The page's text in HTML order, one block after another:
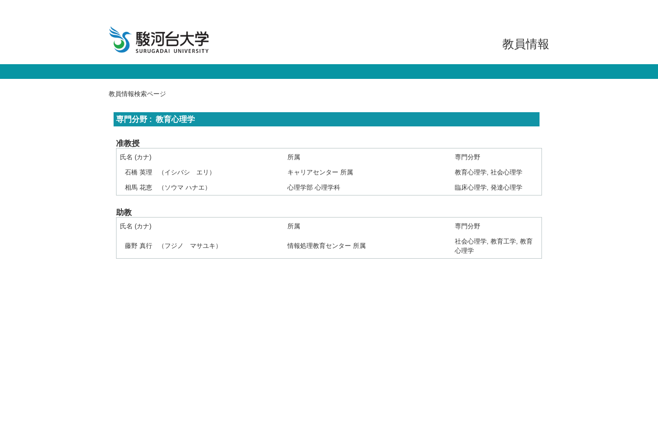
教員情報
教員情報検索ページ
専門分野 : 教育心理学
准教授
氏名 (カナ) 所属 専門分野
石橋 英理 （イシバシ エリ） キャリアセンター 所属 教育心理学, 社会心理学
相馬 花恵 （ソウマ ハナエ） 心理学部 心理学科 臨床心理学, 発達心理学
助教
氏名 (カナ) 所属 専門分野
藤野 真行 （フジノ マサユキ） 情報処理教育センター 所属
社会心理学, 教育工学, 教育
心理学